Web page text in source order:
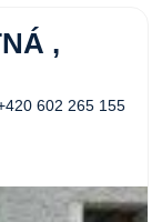
,
602 265 155